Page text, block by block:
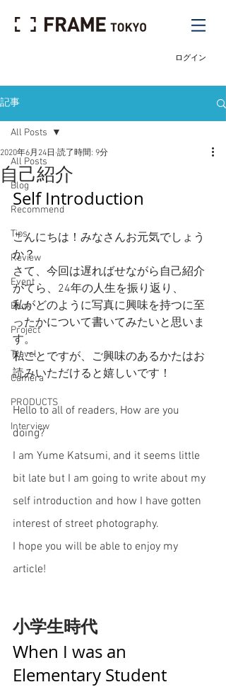
ログイン
記事
All Posts
Blog
Recommend
Tips
Review
Event
Book
Project
Travel
Camera
PRODUCTS
Interview
All Posts
自己紹介
2020年6月24日 読了時間: 9分
Self Introduction
こんにちは！みなさんお元気でしょう
か？
さて、今回は遅ればせながら自己紹介
がてら、24年の人生を振り返り、
私がどのように写真に興味を持つに至
ったかについて書いてみたいと思いま
す。
私ごとですが、ご興味のあるかたはお
読みいただけると嬉しいです！
Hello to all of readers, How are you
doing?
I am Yume Katsumi, and it seems little
bit late but I am going to write about my
self introduction and how I have gotten
interest of street photography.
I hope you will be able to enjoy my
article!
小学生時代
When I was an
Elementary Student